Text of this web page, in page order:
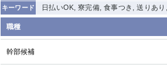
キーワード 日払いOK, 寮完備, 食事つき, 送りあ
職種
幹部候補
荻窪
浅草 新
五井
関内 横浜 川